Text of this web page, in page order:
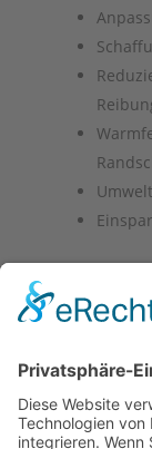
Neben der
genannt